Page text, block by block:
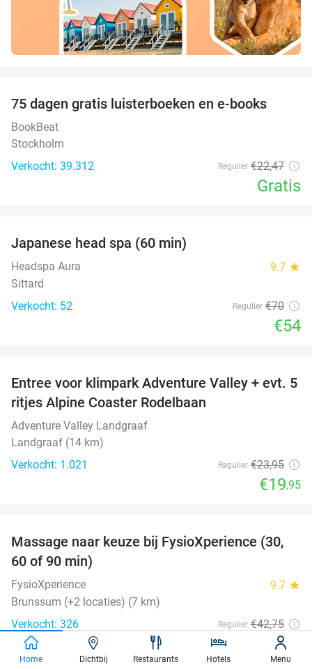
75 dagen gratis luisterboeken en e-books
BookBeat
Stockholm
Verkocht: 39.312
Regulier €22,47
Gratis
Japanese head spa (60 min)
Headspa Aura 9.7 star
Sittard
Verkocht: 52
Regulier €70
€54
17%
Entree voor klimpark Adventure Valley + evt. 5
ritjes Alpine Coaster Rodelbaan
Adventure Valley Landgraaf
Landgraaf (14 km)
Verkocht: 1.021
Regulier €23,95
€19,95
44%
Massage naar keuze bij FysioXperience (30,
60 of 90 min)
FysioXperience 9.7 star
Brunssum (+2 locaties) (7 km)
Verkocht: 326
Regulier €42,75
€24
Home Dichtbij Restaurants Hotels Menu